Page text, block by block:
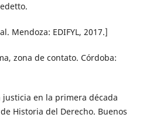
Mendoza: EDIFYL, 2017.]
zona de contato. Córdoba:
justicia en la primera década
Historia del Derecho. Buenos